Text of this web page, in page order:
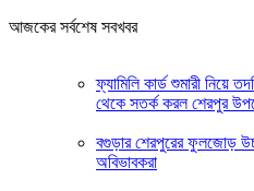
আজকের সর্বশেষ সবখবর
ফ্যামিলি কার্ড শুমারী নিয়ে
থেকে সতর্ক করল শেরপুর
বগুড়ার শেরপুরের ফুলজোড়
অবিভাবকরা